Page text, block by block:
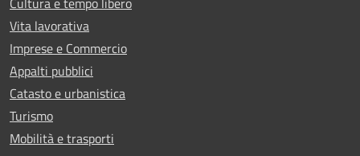
Vita lavorativa
Imprese e Commercio
Appalti pubblici
Catasto e urbanistica
Turismo
Mobilità e trasporti